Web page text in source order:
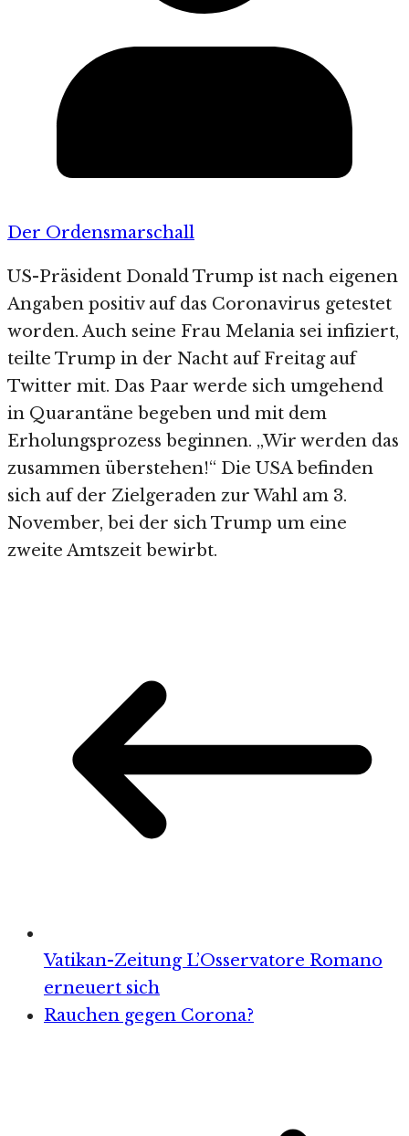
Der Ordensmarschall
US-Präsident Donald Trump ist nach eigenen
Angaben positiv auf das Coronavirus getestet
worden. Auch seine Frau Melania sei infiziert,
teilte Trump in der Nacht auf Freitag auf
Twitter mit. Das Paar werde sich umgehend
in Quarantäne begeben und mit dem
Erholungsprozess beginnen. „Wir werden das
zusammen überstehen!“ Die USA befinden
sich auf der Zielgeraden zur Wahl am 3.
November, bei der sich Trump um eine
zweite Amtszeit bewirbt.
Vatikan-Zeitung L’Osservatore Romano
erneuert sich
Rauchen gegen Corona?